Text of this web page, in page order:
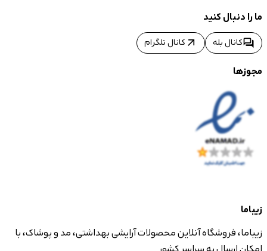
ما را دنبال کنید
forumکانال بله arrow_outward کانال تلگرام
مجوزها
زیباما
زیباما، فروشگاه آنلاین محصولات آرایشی بهداشتی، مد و پوشاک، با